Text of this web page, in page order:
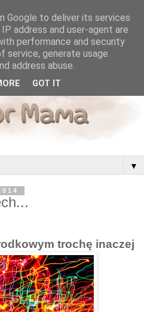
▼
trochę inaczej
Google to deliver its services
address and user-agent are
performance and security
service, generate usage
address abuse.
GOT IT